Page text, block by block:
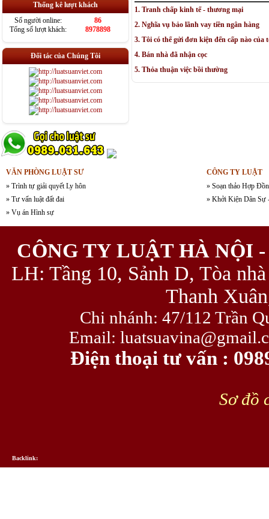
Thống kê lượt khách
Số người online:
86
Tổng số lượt khách:
8978898
Đối tác của Chúng Tôi
1. Tranh chấp kinh tế - thương mại
2. Nghĩa vụ bảo lãnh vay tiền ngân hàng
3. Tôi có thể gửi đơn kiện đến cấp nào của
4. Bán nhà đã nhận cọc
5. Thỏa thuận việc bồi thường
VĂN PHÒNG LUẬT SƯ
» Trình tự giải quyết Ly hôn
» Tư vấn luật đất đai
» Vụ án Hình sự
CÔNG TY LUẬT
» Soạn thảo Hợp
» Khởi Kiện Dân Sự
CÔNG TY LUẬT HÀ NỘI
LH: Tầng 10, Sảnh D, Tòa
Thanh
Chi nhánh: 47/112 Trần
Email:
Điện thoại tư vấn :
Sơ đồ
Backlink: